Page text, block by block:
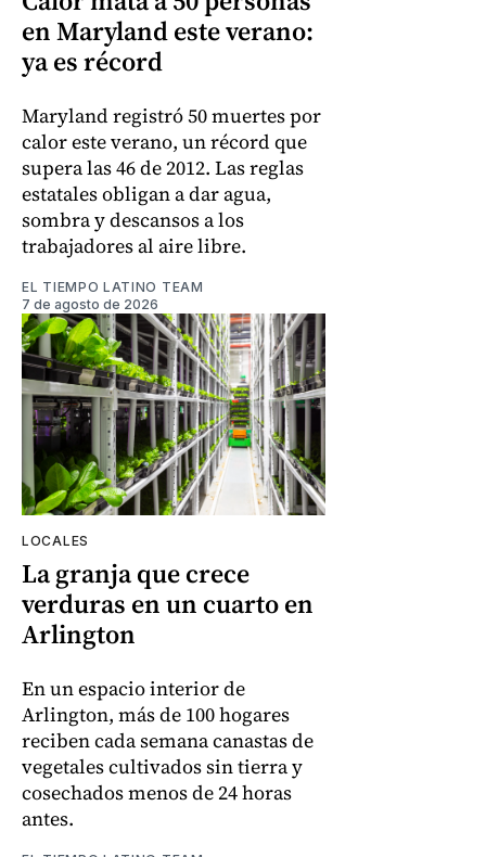
en Maryland este verano:
ya es récord
Maryland registró 50 muertes por
calor este verano, un récord que
supera las 46 de 2012. Las reglas
estatales obligan a dar agua,
sombra y descansos a los
trabajadores al aire libre.
EL TIEMPO LATINO TEAM
7 de agosto de 2026
LOCALES
La granja que crece
verduras en un cuarto en
Arlington
En un espacio interior de
Arlington, más de 100 hogares
reciben cada semana canastas de
vegetales cultivados sin tierra y
cosechados menos de 24 horas
antes.